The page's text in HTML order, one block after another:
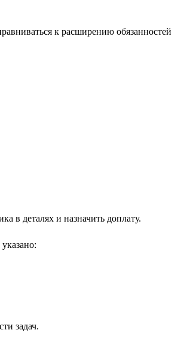
к расширению обязанностей
в деталях и назначить доплату.
задач.